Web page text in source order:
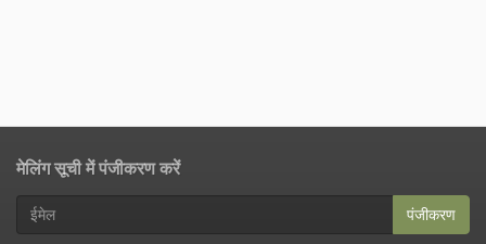
मेलिंग सूची में पंजीकरण करें
पंजीकरण